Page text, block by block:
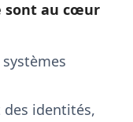
sont au cœur
identités,​